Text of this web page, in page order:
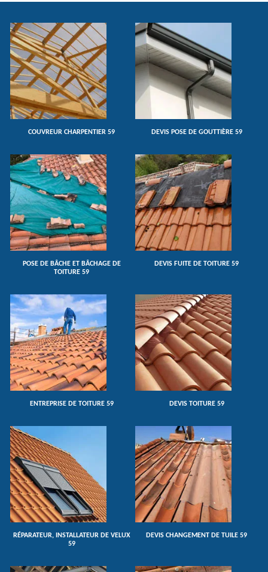
COUVREUR CHARPENTIER 59 DEVIS POSE DE GOUTTIÈRE 59
POSE DE BÂCHE ET BÂCHAGE DE
TOITURE 59
DEVIS FUITE DE TOITURE 59
ENTREPRISE DE TOITURE 59 DEVIS TOITURE 59
RÉPARATEUR, INSTALLATEUR DE VELUX
59
DEVIS CHANGEMENT DE TUILE 59